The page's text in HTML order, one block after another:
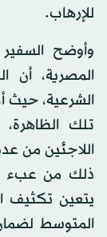
للإرهاب.
وأوضح
المصرية، أن
الشرعية، حيث
تلك
اللاجئين من
ذلك من عبء
يتعين تكثيف
المتوسط